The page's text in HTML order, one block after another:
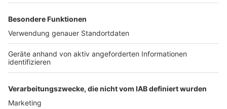
Varianten eher selten. Wenn ich jetzt doch
Husten habe, dann mache ich im Prinzip genau
das gleiche, was ich bei anderen Infektionen
durchgemacht habe, erneut.
Das Gespräch führte: Nina Tenhaef
Anzeige